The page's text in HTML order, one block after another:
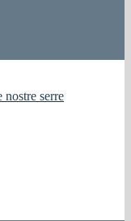
nostre serre